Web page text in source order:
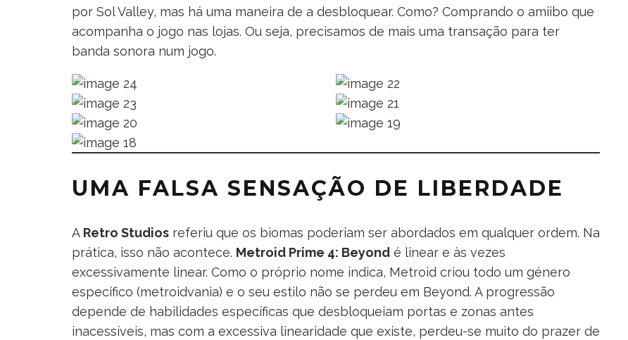
por Sol Valley, mas há uma maneira de a desbloquear. Como? Comprando o amiibo que
acompanha o jogo nas lojas. Ou seja, precisamos de mais uma transação para ter
banda sonora num jogo.
UMA FALSA SENSAÇÃO DE LIBERDADE
A Retro Studios referiu que os biomas poderiam ser abordados em qualquer ordem. Na
prática, isso não acontece. Metroid Prime 4: Beyond é linear e às vezes
excessivamente linear. Como o próprio nome indica, Metroid criou todo um género
específico (metroidvania) e o seu estilo não se perdeu em Beyond. A progressão
depende de habilidades específicas que desbloqueiam portas e zonas antes
inacessíveis, mas com a excessiva linearidade que existe, perdeu-se muito do prazer de